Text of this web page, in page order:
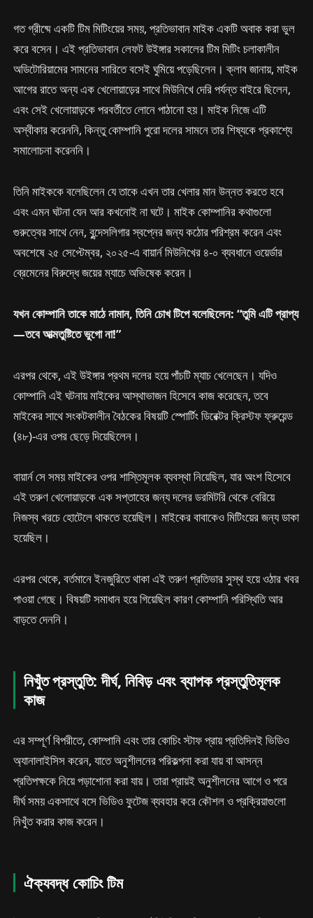
গত গ্রীষ্মে একটি টিম মিটিংয়ের সময়, প্রতিভাবান মাইক একটি অবাক করা ভুল
করে বসেন। এই প্রতিভাবান লেফট উইঙ্গার সকালের টিম মিটিং চলাকালীন
অডিটোরিয়ামের সামনের সারিতে বসেই ঘুমিয়ে পড়েছিলেন। ক্লাব জানায়, মাইক
আগের রাতে অন্য এক খেলোয়াড়ের সাথে মিউনিখে দেরি পর্যন্ত বাইরে ছিলেন,
এবং সেই খেলোয়াড়কে পরবর্তীতে লোনে পাঠানো হয়। মাইক নিজে এটি
অস্বীকার করেননি, কিন্তু কোম্পানি পুরো দলের সামনে তার শিষ্যকে প্রকাশ্যে
সমালোচনা করেননি।
তিনি মাইককে বলেছিলেন যে তাকে এখন তার খেলার মান উন্নত করতে হবে
এবং এমন ঘটনা যেন আর কখনোই না ঘটে। মাইক কোম্পানির কথাগুলো
গুরুত্বের সাথে নেন, বুন্দেসলিগার স্বপ্নের জন্য কঠোর পরিশ্রম করেন এবং
অবশেষে ২৫ সেপ্টেম্বর, ২০২৫-এ বায়ার্ন মিউনিখের ৪-০ ব্যবধানে ওয়ের্ডার
ব্রেমেনের বিরুদ্ধে জয়ের ম্যাচে অভিষেক করেন।
যখন কোম্পানি তাকে মাঠে নামান, তিনি চোখ টিপে বলেছিলেন: “তুমি এটি প্রাপ্য
—তবে আত্মতুষ্টিতে ভুগো না!”
এরপর থেকে, এই উইঙ্গার প্রথম দলের হয়ে পাঁচটি ম্যাচ খেলেছেন। যদিও
কোম্পানি এই ঘটনায় মাইকের আস্থাভাজন হিসেবে কাজ করেছেন, তবে
মাইকের সাথে সংকটকালীন বৈঠকের বিষয়টি স্পোর্টিং ডিরেক্টর ক্রিস্টফ ফ্রুয়েন্ড
(৪৮)-এর ওপর ছেড়ে দিয়েছিলেন।
বায়ার্ন সে সময় মাইকের ওপর শাস্তিমূলক ব্যবস্থা নিয়েছিল, যার অংশ হিসেবে
এই তরুণ খেলোয়াড়কে এক সপ্তাহের জন্য দলের ডরমিটরি থেকে বেরিয়ে
নিজস্ব খরচে হোটেলে থাকতে হয়েছিল। মাইকের বাবাকেও মিটিংয়ের জন্য ডাকা
হয়েছিল।
এরপর থেকে, বর্তমানে ইনজুরিতে থাকা এই তরুণ প্রতিভার সুস্থ হয়ে ওঠার খবর
পাওয়া গেছে। বিষয়টি সমাধান হয়ে গিয়েছিল কারণ কোম্পানি পরিস্থিতি আর
বাড়তে দেননি।
নিখুঁত প্রস্তুতি: দীর্ঘ, নিবিড় এবং ব্যাপক প্রস্তুতিমূলক
কাজ
এর সম্পূর্ণ বিপরীতে, কোম্পানি এবং তার কোচিং স্টাফ প্রায় প্রতিদিনই ভিডিও
অ্যানালাইসিস করেন, যাতে অনুশীলনের পরিকল্পনা করা যায় বা আসন্ন
প্রতিপক্ষকে নিয়ে পড়াশোনা করা যায়। তারা প্রায়ই অনুশীলনের আগে ও পরে
দীর্ঘ সময় একসাথে বসে ভিডিও ফুটেজ ব্যবহার করে কৌশল ও প্রক্রিয়াগুলো
নিখুঁত করার কাজ করেন।
ঐক্যবদ্ধ কোচিং টিম